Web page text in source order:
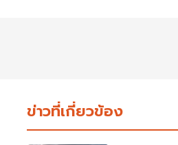
ข่าวที่เกี่ยวข้อง